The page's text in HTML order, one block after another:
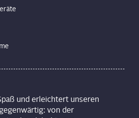
und erleichtert unseren
von der